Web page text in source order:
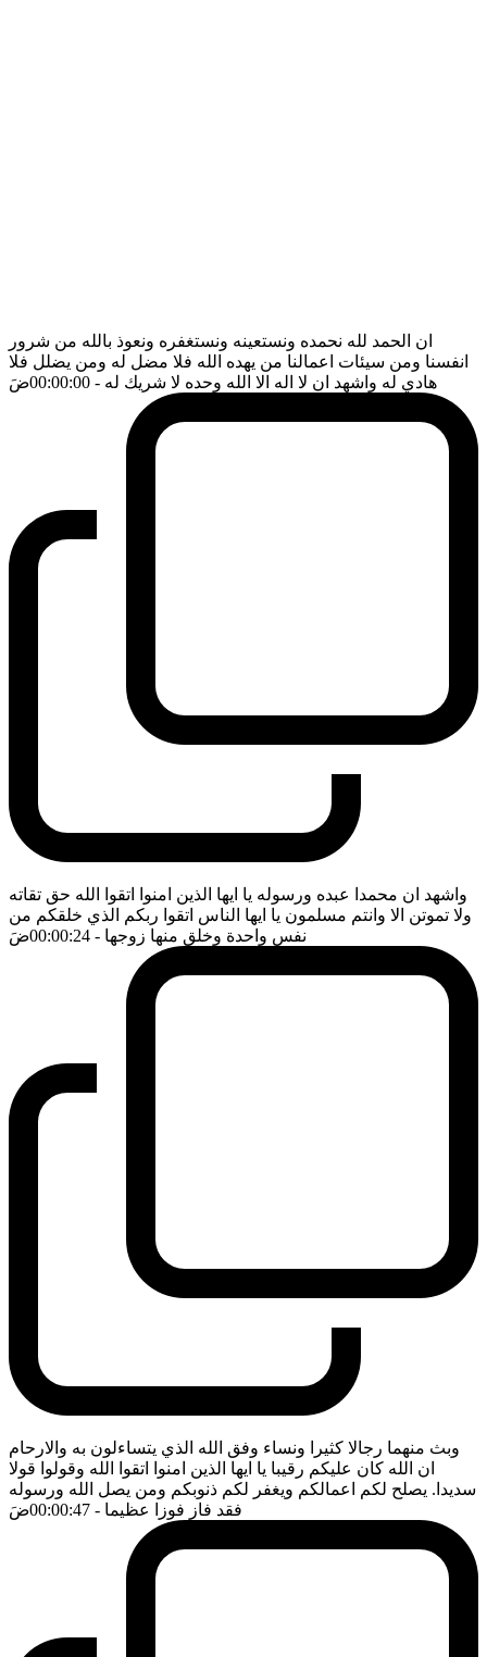
ان الحمد لله نحمده ونستعينه ونستغفره ونعوذ بالله من شرور
انفسنا ومن سيئات اعمالنا من يهده الله فلا مضل له ومن يضلل فلا
هادي له واشهد ان لا اله الا الله وحده لا شريك له - 00:00:00 ضَ
واشهد ان محمدا عبده ورسوله يا ايها الذين امنوا اتقوا الله حق تقاته
ولا تموتن الا وانتم مسلمون يا ايها الناس اتقوا ربكم الذي خلقكم من
نفس واحدة وخلق منها زوجها - 00:00:24 ضَ
وبث منهما رجالا كثيرا ونساء وفق الله الذي يتساءلون به والارحام
ان الله كان عليكم رقيبا يا ايها الذين امنوا اتقوا الله وقولوا قولا
سديدا. يصلح لكم اعمالكم ويغفر لكم ذنوبكم ومن يصل الله ورسوله
فقد فاز فوزا عظيما - 00:00:47 ضَ